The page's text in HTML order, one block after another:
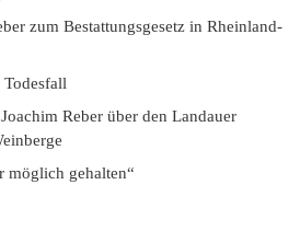
zum Bestattungsgesetz in Rheinland-
Reber über den Landauer
möglich gehalten“